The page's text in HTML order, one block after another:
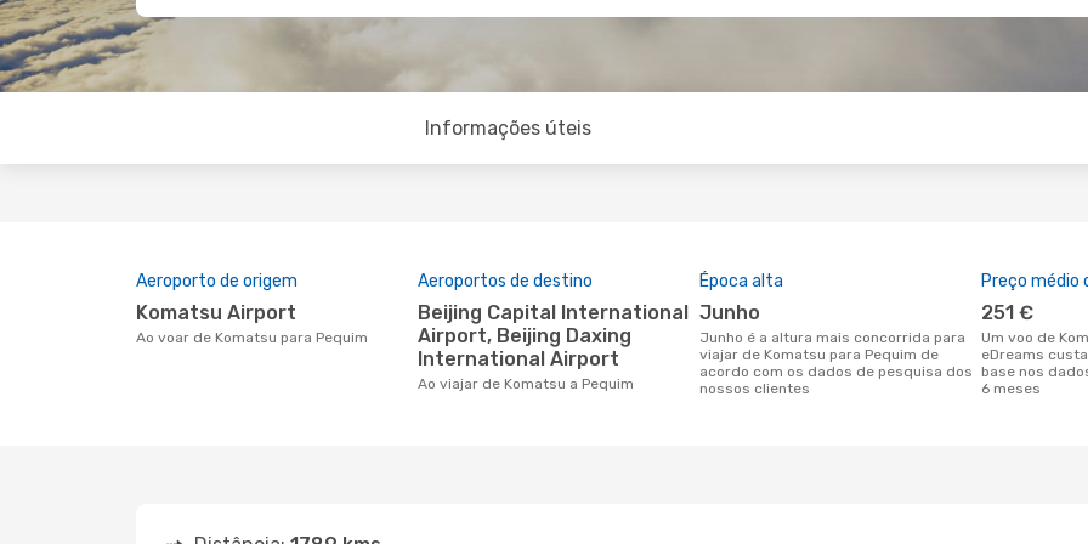
Informações úteis
Aeroporto de origem
Komatsu Airport
Ao voar de Komatsu para Pequim
Aeroportos de destino
Beijing Capital International
Airport, Beijing Daxing
International Airport
Ao viajar de Komatsu a Pequim
Época alta
junho
junho é a altura mais concorrida para
viajar de Komatsu para Pequim de
acordo com os dados de pesquisa dos
nossos clientes
Preço médio
251 €
Um voo de Komatsu para Pequim na
eDreams
base nos
6 meses